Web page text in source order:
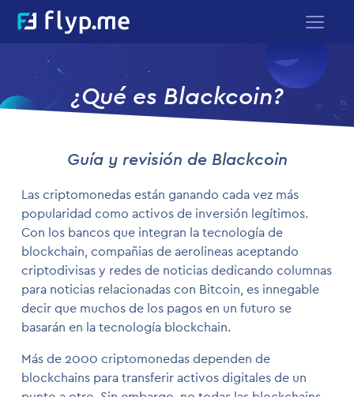
¿Qué es Blackcoin?
Guía y revisión de Blackcoin
Las criptomonedas están ganando cada vez más
popularidad como activos de inversión legítimos.
Con los bancos que integran la tecnología de
blockchain, compañias de aerolineas aceptando
criptodivisas y redes de noticias dedicando columnas
para noticias relacionadas con Bitcoin, es innegable
decir que muchos de los pagos en un futuro se
basarán en la tecnología blockchain.
Más de 2000 criptomonedas dependen de
blockchains para transferir activos digitales de un